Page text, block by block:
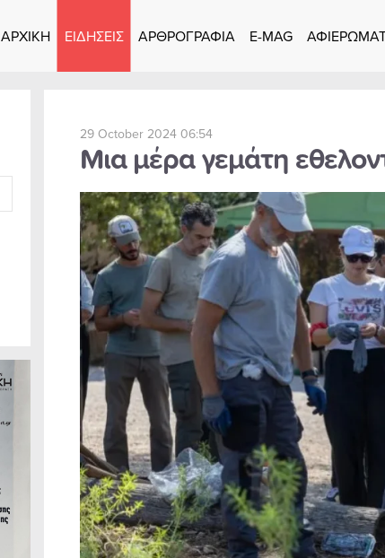
ΑΡΧΙΚΗ ΕΙΔΗΣΕΙΣ ΑΡΘΡΟΓΡΑΦΙΑ E-MAG
29 October 2024 06:54
Μια μέρα γεμάτη